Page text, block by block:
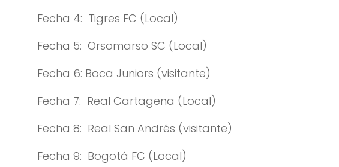
Fecha 4: Tigres FC (Local)
Fecha 5: Orsomarso SC (Local)
Fecha 6: Boca Juniors (visitante)
Fecha 7: Real Cartagena (Local)
Fecha 8: Real San Andrés (visitante)
Fecha 9: Bogotá FC (Local)